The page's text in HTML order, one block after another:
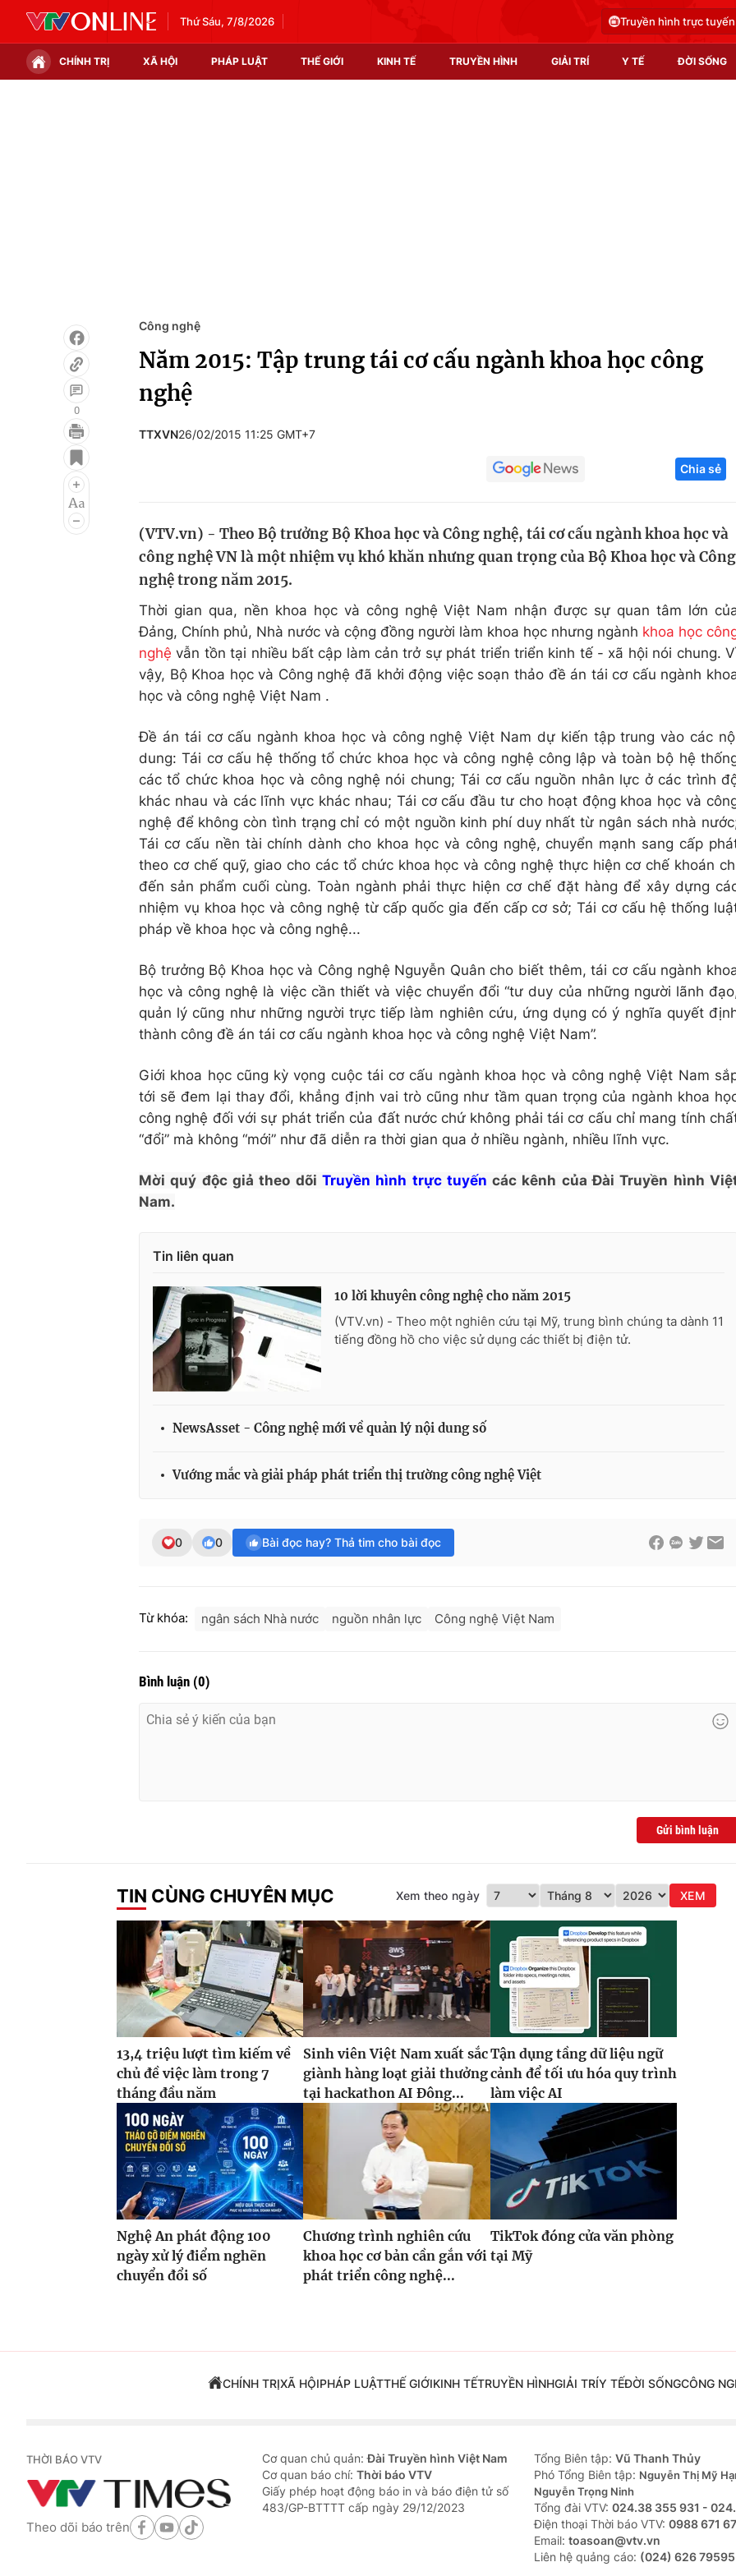
Thứ Sáu, 7/8/2026 Truyền hình trực tuyến
CHÍNH TRỊ XÃ HỘI PHÁP LUẬT THẾ GIỚI KINH TẾ TRUYỀN HÌNH GIẢI TRÍ Y TẾ ĐỜI SỐNG
Infographic
Điện ảnh
Âm nhạc
Chất lượng cuộc sống
Tuyển sinh
Hitech Công
Thị trường
0
Công nghệ
Năm 2015: Tập trung tái cơ cấu ngành khoa học công
nghệ
TTXVN26/02/2015 11:25 GMT+7
Chia sẻ
(VTV.vn) - Theo Bộ trưởng Bộ Khoa học và Công nghệ, tái cơ cấu ngành khoa học và
công nghệ VN là một nhiệm vụ khó khăn nhưng quan trọng của Bộ Khoa học và Công
nghệ trong năm 2015.
Thời gian qua, nền khoa học và công nghệ Việt Nam nhận được sự quan tâm lớn
Đảng, Chính phủ, Nhà nước và cộng đồng người làm khoa học nhưng ngành khoa học
nghệ vẫn tồn tại nhiều bất cập làm cản trở sự phát triển triển kinh tế - xã hội nói chung.
vậy, Bộ Khoa học và Công nghệ đã khởi động việc soạn thảo đề án tái cơ cấu ngành
học và công nghệ Việt Nam .
Đề án tái cơ cấu ngành khoa học và công nghệ Việt Nam dự kiến tập trung vào các
dung: Tái cơ cấu hệ thống tổ chức khoa học và công nghệ công lập và toàn bộ hệ
các tổ chức khoa học và công nghệ nói chung; Tái cơ cấu nguồn nhân lực ở các trình
khác nhau và các lĩnh vực khác nhau; Tái cơ cấu đầu tư cho hoạt động khoa học và
nghệ để không còn tình trạng chỉ có một nguồn kinh phí duy nhất từ ngân sách nhà
Tái cơ cấu nền tài chính dành cho khoa học và công nghệ, chuyển mạnh sang cấp
theo cơ chế quỹ, giao cho các tổ chức khoa học và công nghệ thực hiện cơ chế khoán
đến sản phẩm cuối cùng. Toàn ngành phải thực hiện cơ chế đặt hàng để xây dựng
nhiệm vụ khoa học và công nghệ từ cấp quốc gia đến cấp cơ sở; Tái cơ cấu hệ thống
pháp về khoa học và công nghệ...
Bộ trưởng Bộ Khoa học và Công nghệ Nguyễn Quân cho biết thêm, tái cơ cấu ngành
học và công nghệ là việc cần thiết và việc chuyển đổi “tư duy của những người lãnh
quản lý cũng như những người trực tiếp làm nghiên cứu, ứng dụng có ý nghĩa quyết
thành công đề án tái cơ cấu ngành khoa học và công nghệ Việt Nam”.
Giới khoa học cũng kỳ vọng cuộc tái cơ cấu ngành khoa học và công nghệ Việt Nam
tới sẽ đem lại thay đổi, khẳng định vai trò cũng như tầm quan trọng của ngành khoa
công nghệ đối với sự phát triển của đất nước chứ không phải tái cơ cấu chỉ mang tính
“đổi” mà không “mới” như đã diễn ra thời gian qua ở nhiều ngành, nhiều lĩnh vực.
Mời quý độc giả theo dõi Truyền hình trực tuyến các kênh của Đài Truyền hình
Nam.
Tin liên quan
10 lời khuyên công nghệ cho năm 2015
(VTV.vn) - Theo một nghiên cứu tại Mỹ, trung bình chúng ta dành 11
tiếng đồng hồ cho việc sử dụng các thiết bị điện tử.
NewsAsset - Công nghệ mới về quản lý nội dung số
Vướng mắc và giải pháp phát triển thị trường công nghệ Việt
0 0 Bài đọc hay? Thả tim cho bài đọc
Từ khóa: ngân sách Nhà nước nguồn nhân lực Công nghệ Việt Nam
Bình luận (0)
Gửi bình luận
TIN CÙNG CHUYÊN MỤC Xem theo ngày XEM
13,4 triệu lượt tìm kiếm về
chủ đề việc làm trong 7
tháng đầu năm
Sinh viên Việt Nam xuất sắc
giành hàng loạt giải thưởng
tại hackathon AI Đông...
Tận dụng tầng dữ liệu ngữ
cảnh để tối ưu hóa quy trình
làm việc AI
Nghệ An phát động 100
ngày xử lý điểm nghẽn
chuyển đổi số
Chương trình nghiên cứu
khoa học cơ bản cần gắn với
phát triển công nghệ...
TikTok đóng cửa văn phòng
tại Mỹ
CHÍNH TRỊXÃ HỘIPHÁP LUẬTTHẾ GIỚIKINH TẾTRUYỀN HÌNHGIẢI TRÍY TẾĐỜI SỐNGCÔNG
THỜI BÁO VTV
Theo dõi báo trên
Cơ quan chủ quản:Đài Truyền hình Việt Nam
Cơ quan báo chí: Thời báo VTV
Giấy phép hoạt động báo in và báo điện tử số
483/GP-BTTTT cấp ngày 29/12/2023
Tổng Biên tập: Vũ Thanh Thủy
Phó Tổng Biên tập: Nguyễn Thị Mỹ
Nguyễn Trọng Ninh
Tổng đài VTV: 024.38 355 931 -
Ðiện thoại Thời báo VTV: 0988 671
Email: toasoan@vtv.vn
Liên hệ quảng cáo: (024) 626 79595